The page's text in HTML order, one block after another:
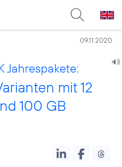
09.11.2020
Jahrespakete:
mit 12
100 GB